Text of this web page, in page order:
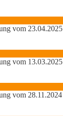
vom 23.04.2025
vom 13.03.2025
vom 28.11.2024